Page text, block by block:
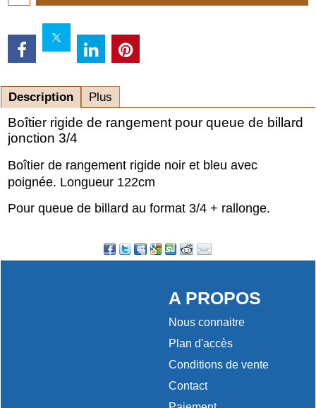
Description Plus
Boîtier rigide de rangement pour queue de billard
jonction 3/4
Boîtier de rangement rigide noir et bleu avec
poignée. Longueur 122cm
Pour queue de billard au format 3/4 + rallonge.
A PROPOS
Nous connaitre
Plan d'accès
Conditions de vente
Contact